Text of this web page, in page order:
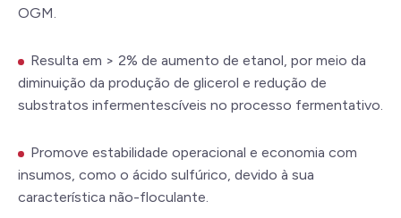
OGM.
Resulta em > 2% de aumento de etanol, por meio da
diminuição da produção de glicerol e redução de
substratos infermentescíveis no processo fermentativo.
Promove estabilidade operacional e economia com
insumos, como o ácido sulfúrico, devido à sua
característica não-floculante.